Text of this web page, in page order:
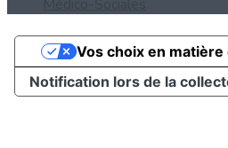
Notification lors de la
Vos choix en